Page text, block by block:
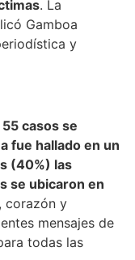
. La
Gamboa
y
casos se
fue hallado en un
(40%) las
se ubicaron en
corazón y
mensajes de
todas las